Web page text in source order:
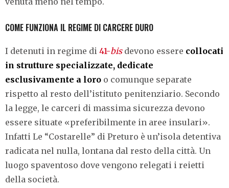
COME FUNZIONA IL REGIME DI CARCERE DURO
I detenuti in regime di 41-bisdevono essere collocati
in strutture specializzate, dedicate
esclusivamente a loro o comunque separate
rispetto al resto dell’istituto penitenziario. Secondo
la legge, le carceri di massima sicurezza devono
essere situate «preferibilmente in aree insulari».
Infatti Le “Costarelle” di Preturo è un’isola detentiva
radicata nel nulla, lontana dal resto della città. Un
luogo spaventoso dove vengono relegati i reietti
della società.